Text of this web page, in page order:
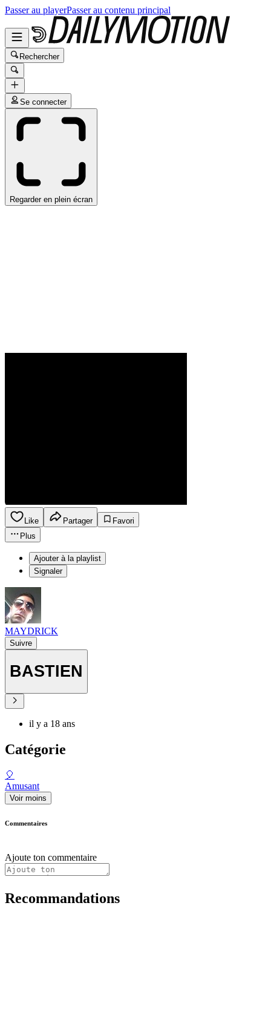
Passer au playerPasser au contenu principal
Rechercher
Se connecter
Regarder en plein écran
Like Partager
Favori
Plus
Ajouter à la playlist
Signaler
MAYDRICK
Suivre
BASTIEN
il y a 18 ans
Catégorie
🎈
Amusant
Voir moins
Commentaires
Ajoute ton commentaire
Recommandations